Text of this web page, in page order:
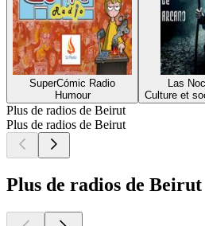
SuperCómic Radio
Humour
Las
Culture et
Plus de radios de Beirut
Plus de radios de Beirut
Plus de radios de Beirut